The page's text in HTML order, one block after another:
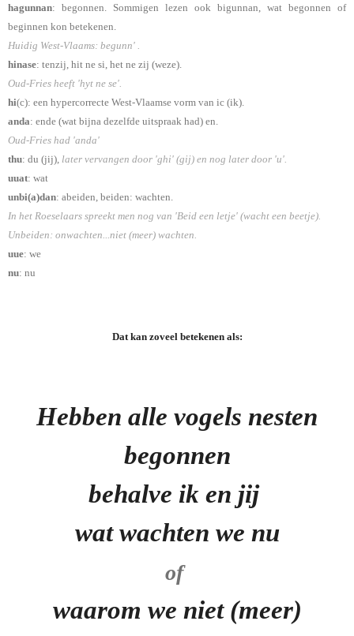
hagunnan: begonnen. Sommigen lezen ook bigunnan, wat begonnen of
beginnen kon betekenen.
Huidig West-Vlaams: begunn' .
hinase: tenzij, hit ne si, het ne zij (weze).
Oud-Fries heeft 'hyt ne se'.
hi(c): een hypercorrecte West-Vlaamse vorm van ic (ik).
anda: ende (wat bijna dezelfde uitspraak had) en.
Oud-Fries had 'anda'
thu: du (jij), later vervangen door 'ghi' (gij) en nog later door 'u'.
uuat: wat
unbi(a)dan: abeiden, beiden: wachten.
In het Roeselaars spreekt men nog van 'Beid een letje' (wacht een beetje).
Unbeiden: onwachten...niet (meer) wachten.
uue: we
nu: nu
Dat kan zoveel betekenen als:
Hebben alle vogels nesten
begonnen
behalve ik en jij
wat wachten we nu
of
waarom we niet (meer)